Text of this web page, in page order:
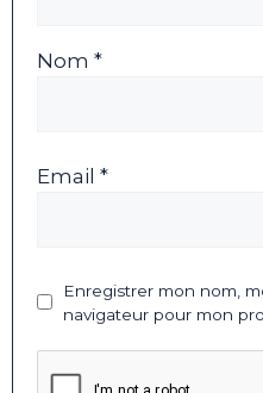
Nom *
Email *
Enregistrer mon nom,
navigateur pour mon